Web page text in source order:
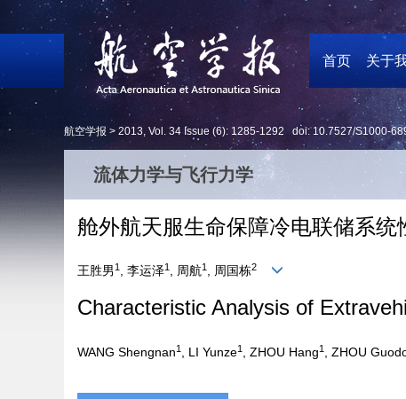
首页 关于
航空学报 > 2013, Vol. 34 Issue (6): 1285-1292 doi:10.7527/S1000-
流体力学与飞行力学
舱外航天服生命保障冷电联储系统
王胜男 1 , 李运泽1 , 周航1 , 周国栋2
Characteristic Analysis of
WANG Shengnan1 , LI Yunze1 , ZHOU Hang1 , ZHOU